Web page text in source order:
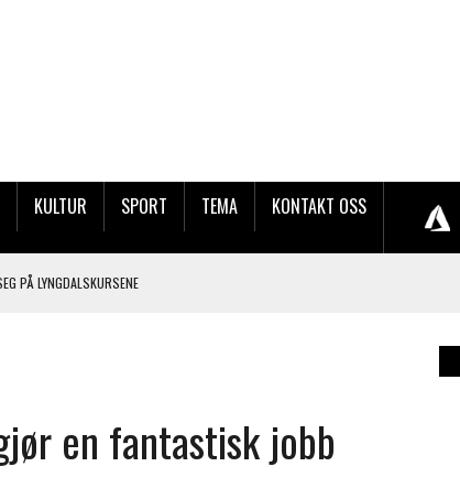
KULTUR SPORT TEMA KONTAKT OSS
PÅ LYNGDALSKURSENE
PÅ SØRLANDSUTSTILLINGEN.
en fantastisk jobb